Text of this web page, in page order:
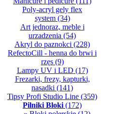
Poly-acryl gely flex
system(34)
Art jednoraz, meble i
urzadzenia (54)
Akryl do paznokci (228)
RefectoCill - henna do brwi i
rzęs(9)
Lampy UV i LED (17)
Frezarki, frezy, kapturki,
nasadki (141)
Tipsy Profi Studio Line (359)
Pilniki Bloki (172)